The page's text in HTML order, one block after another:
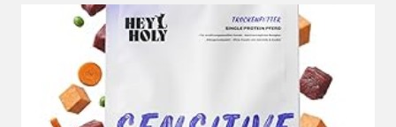
TROCKENFUTTER
FÜR
GETREIDEFREI